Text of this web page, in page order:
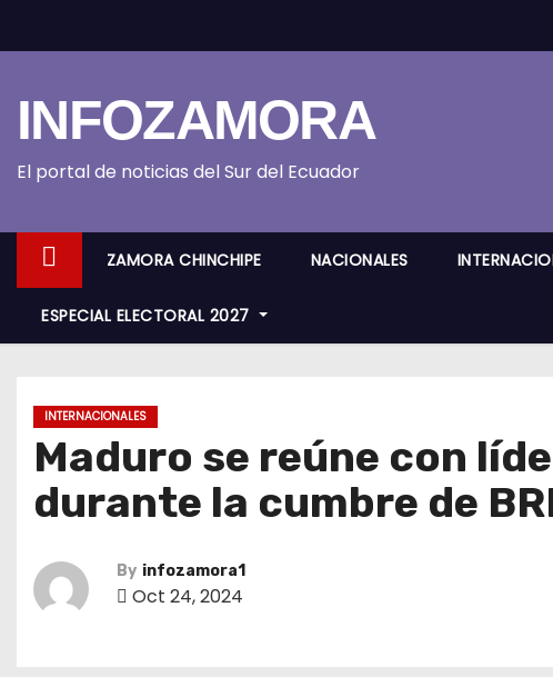
k
o
INFOZAMORA
El portal de noticias del Sur del Ecuador
ZAMORA CHINCHIPE NACIONALES
ESPECIAL ELECTORAL 2027
INTERNACIONALES
Maduro se reúne con
durante la cumbre de
By infozamora1
Oct 24, 2024